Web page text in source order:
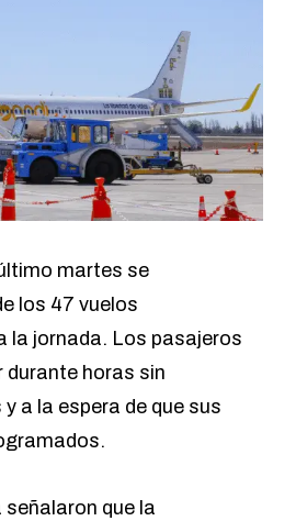
martes se
los 47 vuelos
la jornada. Los pasajeros
durante horas sin
a la espera de que sus
señalaron que la